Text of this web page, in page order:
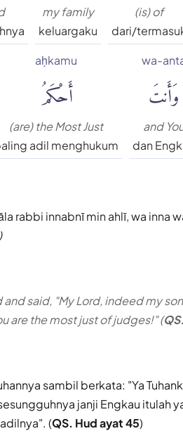
(is) of
dari/
my family
keluargaku
wa-
وَأَنتَ
and
dan
aḥkamu
أَحْكَمُ
(are) the Most Just
adil menghukum
rabbi innabnī min ahlī, wa inna
and said, "My Lord, indeed my
are the most just of judges!" (
sambil berkata: "Ya
janji Engkau itulah
(QS. Hud ayat 45)